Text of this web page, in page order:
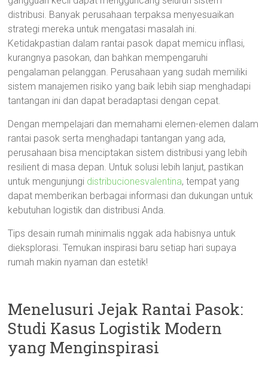
distribusi. Banyak perusahaan terpaksa menyesuaikan
strategi mereka untuk mengatasi masalah ini.
Ketidakpastian dalam rantai pasok dapat memicu inflasi,
kurangnya pasokan, dan bahkan mempengaruhi
pengalaman pelanggan. Perusahaan yang sudah memiliki
sistem manajemen risiko yang baik lebih siap menghadapi
tantangan ini dan dapat beradaptasi dengan cepat.
Dengan mempelajari dan memahami elemen-elemen dalam
rantai pasok serta menghadapi tantangan yang ada,
perusahaan bisa menciptakan sistem distribusi yang lebih
resilient di masa depan. Untuk solusi lebih lanjut, pastikan
untuk mengunjungi distribucionesvalentina, tempat yang
dapat memberikan berbagai informasi dan dukungan untuk
kebutuhan logistik dan distribusi Anda.
Tips desain rumah minimalis nggak ada habisnya untuk
dieksplorasi. Temukan inspirasi baru setiap hari supaya
rumah makin nyaman dan estetik!
Menelusuri Jejak Rantai Pasok:
Studi Kasus Logistik Modern
yang Menginspirasi